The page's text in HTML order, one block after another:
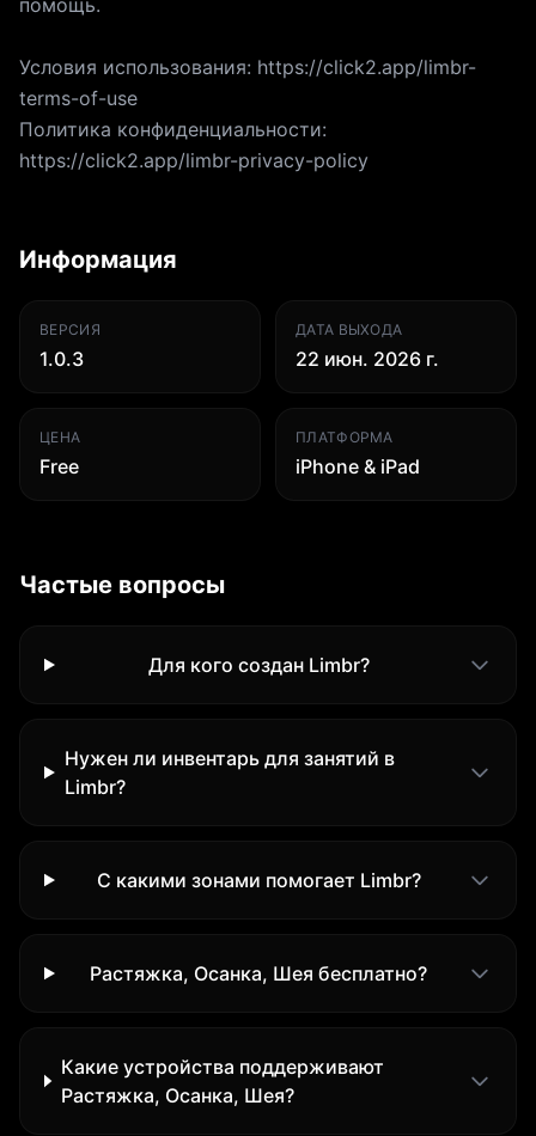
помощь.
Условия использования: https://click2.app/limbr-
terms-of-use
Политика конфиденциальности:
https://click2.app/limbr-privacy-policy
Информация
ВЕРСИЯ
1.0.3
ДАТА ВЫХОДА
22 июн. 2026 г.
ЦЕНА
Free
ПЛАТФОРМА
iPhone & iPad
Частые вопросы
Для кого создан Limbr?
Нужен ли инвентарь для занятий в
Limbr?
С какими зонами помогает Limbr?
Растяжка, Осанка, Шея бесплатно?
Какие устройства поддерживают
Растяжка, Осанка, Шея?